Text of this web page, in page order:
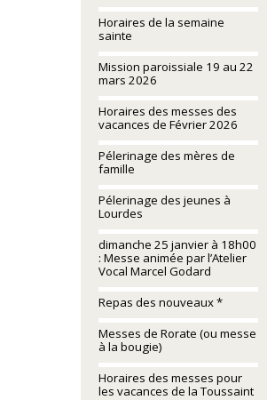
Horaires de la semaine
sainte
Mission paroissiale 19 au 22
mars 2026
Horaires des messes des
vacances de Février 2026
Pélerinage des mères de
famille
Pélerinage des jeunes à
Lourdes
dimanche 25 janvier à 18h00
: Messe animée par l’Atelier
Vocal Marcel Godard
Repas des nouveaux *
Messes de Rorate (ou messe
à la bougie)
Horaires des messes pour
les vacances de la Toussaint